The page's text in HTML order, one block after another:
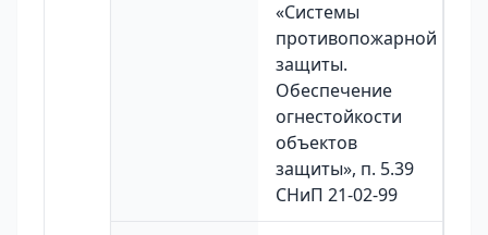
«Системы
противопожарной
защиты.
Обеспечение
огнестойкости
объектов
защиты», п. 5.39
СНиП 21-02-99